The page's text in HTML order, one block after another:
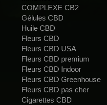
COMPLEXE CB2
Gélules CBD
Huile CBD
Fleurs CBD
Fleurs CBD USA
Fleurs CBD premium
Fleurs CBD Indoor
Fleurs CBD Greenhouse
Fleurs CBD pas cher
Cigarettes CBD